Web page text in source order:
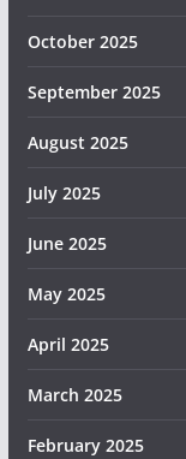
October 2025
September 2025
August 2025
July 2025
June 2025
May 2025
April 2025
March 2025
February 2025